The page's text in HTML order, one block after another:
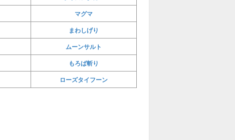
マグマ
まわしげり
ムーンサルト
もろば斬り
ローズタイフーン